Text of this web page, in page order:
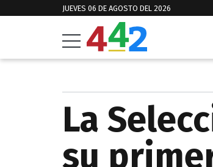
JUEVES 06 DE AGOSTO DEL 2026
La
su